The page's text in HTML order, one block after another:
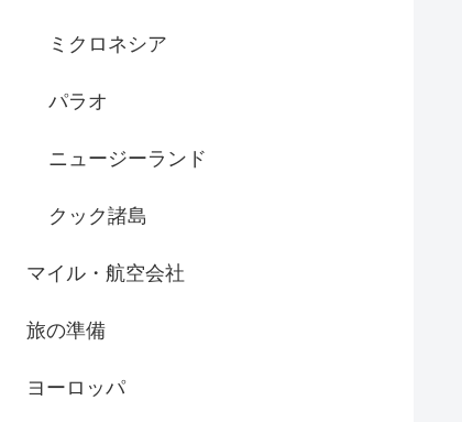
ミクロネシア
パラオ
ニュージーランド
クック諸島
マイル・航空会社
旅の準備
ヨーロッパ